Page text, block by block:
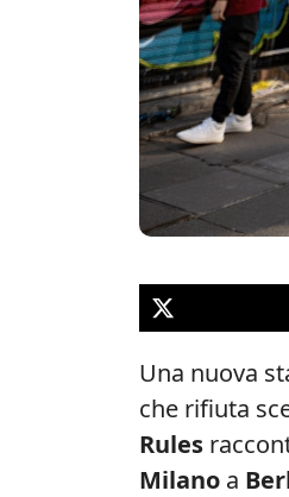
Una nuova
che rifiuta
Rules
Milano a